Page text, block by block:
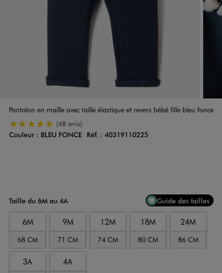
Pantalon en maille avec taille élastique et revers bébé fille bleu fonce
5/5 de moyenne(48 avis)
Couleur
Couleur : BLEU FONCE Réf. : 40319110225
Taille du 6M au 4A Guide des tailles
6M
68 CM
9M
71 CM
12M
74 CM
18M
80 CM
24M
86 CM
3A 4A